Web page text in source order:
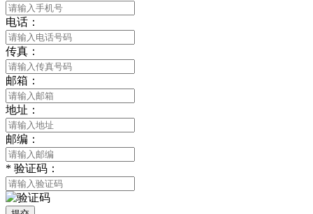
电话：
传真：
邮箱：
地址：
邮编：
* 验证码：